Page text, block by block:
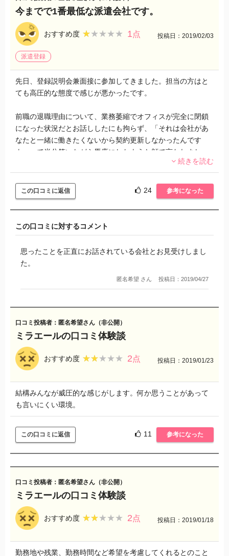
今までで1番最低な派遣会社です。
おすすめ度 ★★★★★
★★★★★ 1点 投稿日：2019/02/03
派遣登録
先日、登録説明会兼面接に参加してきました。担当の方はと
ても高圧的な態度で感じが悪かったです。
前職の退職理由について、業務萎縮でオフィスが完全に閉鎖
になった状況だとお話ししたにも拘らず、「それは会社があ
なたと一緒に働きたくないから契約更新しなかったんです
よ」って半分笑いながら馬鹿にしたような顔で言われまし
た。びっくりです。それに、詳しく書くと特定されそうなの
で書けませんが、私自体を否定したような言動もありまし
た。
数社の派遣会社の登録会も過去に行ってますが、こんな事言
われた事無かったですし、傷付きました。未来にエールと言
っておきながら、現実と未来に絶望を与える、そんな会社だ
と思いました。
に当たったのかもしれませんが…。登録会の数日前に電話連
も感じが良かったので…。
ただ、二度とお世話になることはないと思います
続きを読む
この口コミに返信 24 参考になった
この口コミに対するコメント
思ったことを正直にお話されている会社とお見受けしまし
た。
匿名希望 さん 投稿日：2019/04/27
口コミ投稿者：匿名希望さん（非公開）
ミラエールの口コミ体験談
おすすめ度 ★★★★★
★★★★★ 2点 投稿日：2019/01/23
結構みんなが威圧的な感じがします。何か思うことがあって
も言いにくい環境。
この口コミに返信 11 参考になった
口コミ投稿者：匿名希望さん（非公開）
ミラエールの口コミ体験談
おすすめ度 ★★★★★
★★★★★ 2点 投稿日：2019/01/18
勤務地や残業、勤務時間など希望を考慮してくれるとのこと